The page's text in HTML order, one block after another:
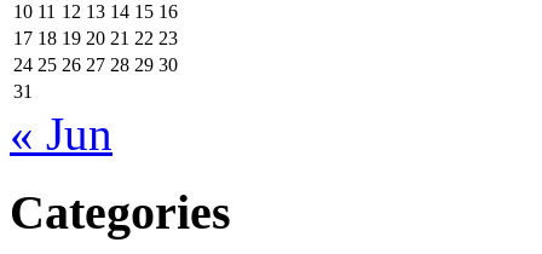
10 11 12 13 14 15 16
17 18 19 20 21 22 23
24 25 26 27 28 29 30
31
« Jun
Categories